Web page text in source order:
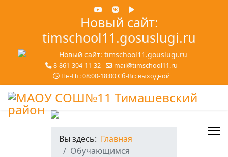
Новый сайт:
timschool11.gosuslugi.ru
8-861-304-11-32
mail@timschool11.ru
Пн-Пт: 08:00-18:00 Сб-Вс: выходной
Вы здесь: Главная
Обучающимся